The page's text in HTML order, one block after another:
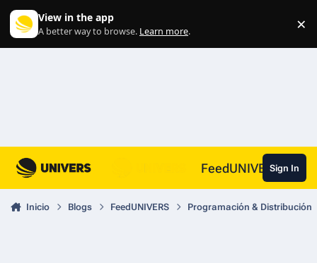
View in the app
A better way to browse. Learn more. ×
FeedUNIVERSSign In
Inicio Blogs FeedUNIVERS Programación & Distribución